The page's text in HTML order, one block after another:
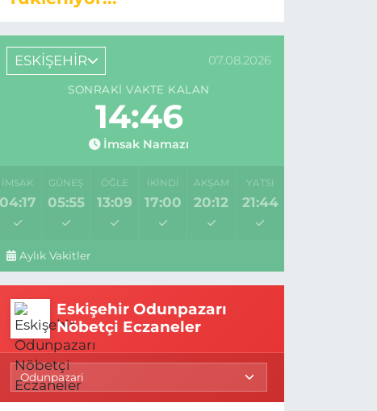
ESKİŞEHİR 07.08.2026
SONRAKI VAKTE KALAN
14:45
İmsak Namazı
İMSAK
04:17
GÜNEŞ
05:55
ÖĞLE
13:09
İKINDI
17:00
AKŞAM
20:12
YATSI
21:44
Aylık Vakitler
Eskişehir Odunpazarı
Nöbetçi Eczaneler